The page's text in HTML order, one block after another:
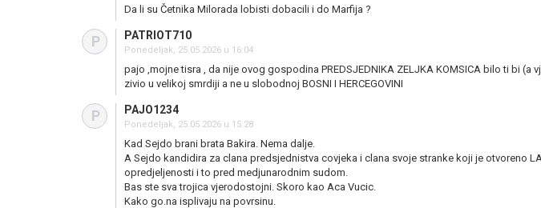
Da li su Četnika Milorada lobisti dobacili i do Marfija ?
P PATRIOT710
Ponedeljak, 25.05.2026 u 16:04
pajo ,mojne tisra , da nije ovog gospodina PREDSJEDNIKA ZELJKA KOMSICA bilo ti bi (a
zivio u velikoj smrdiji a ne u slobodnoj BOSNI I HERCEGOVINI
P PAJO1234
Ponedeljak, 25.05.2026 u 15:28
Kad Sejdo brani brata Bakira. Nema dalje.
A Sejdo kandidira za clana predsjednistva covjeka i clana svoje stranke koji je otvoreno
opredjeljenosti i to pred medjunarodnim sudom.
Bas ste sva trojica vjerodostojni. Skoro kao Aca Vucic.
Kako go.na isplivaju na povrsinu.